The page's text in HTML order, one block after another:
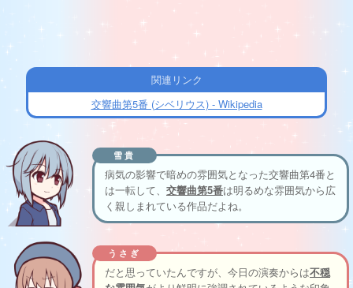
関連リンク
交響曲第5番 (シベリウス) - Wikipedia
雪貴
病気の影響で暗めの雰囲気となった交響曲第4番と
は一転して、 交響曲第5番は明るめな雰囲気から広
く親しまれている作品だよね。
うさぎ
だと思っていたんですが、今日の演奏からは不穏